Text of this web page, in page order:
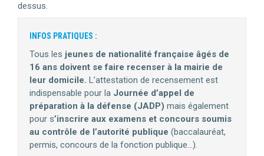
dessus.
INFOS PRATIQUES :
Tous les jeunes de nationalité française âgés de
16 ans doivent se faire recenser à la mairie de
leur domicile. L’attestation de recensement est
indispensable pour la Journée d’appel de
préparation à la défense (JADP) mais également
pour s’inscrire aux examens et concours soumis
au contrôle de l’autorité publique (baccalauréat,
permis, concours de la fonction publique…).